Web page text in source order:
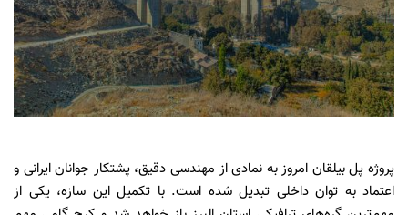
پروژه پل بیلقان امروز به نمادی از مهندسی دقیق، پشتکار جوانان ایرانی و
اعتماد به توان داخلی تبدیل شده است. با تکمیل این سازه، یکی از